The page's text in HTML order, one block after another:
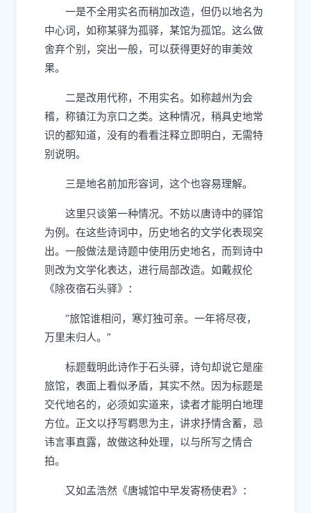
一是不全用实名而稍加改造，但仍以地名为
中心词，如称某驿为孤驿，某馆为孤馆。这么做
舍弃个别，突出一般，可以获得更好的审美效
果。
二是改用代称，不用实名。如称越州为会
稽，称镇江为京口之类。这种情况，稍具史地常
识的都知道，没有的看看注释立即明白，无需特
别说明。
三是地名前加形容词，这个也容易理解。
这里只谈第一种情况。不妨以唐诗中的驿馆
为例。在这些诗词中，历史地名的文学化表现突
出。一般做法是诗题中使用历史地名，而到诗中
则改为文学化表达，进行局部改造。如戴叔伦
《除夜宿石头驿》：
“旅馆谁相问，寒灯独可亲。一年将尽夜，
万里未归人。”
标题载明此诗作于石头驿，诗句却说它是座
旅馆，表面上看似矛盾，其实不然。因为标题是
交代地名的，必须如实道来，读者才能明白地理
方位。正文以抒写羁思为主，讲求抒情含蓄，忌
讳言事直露，故做这种处理，以与所写之情合
拍。
又如孟浩然《唐城馆中早发寄杨使君》：